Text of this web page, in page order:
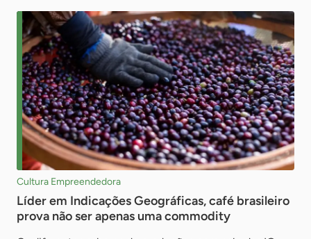
Cultura Empreendedora
Líder em Indicações Geográficas, café brasileiro
prova não ser apenas uma commodity